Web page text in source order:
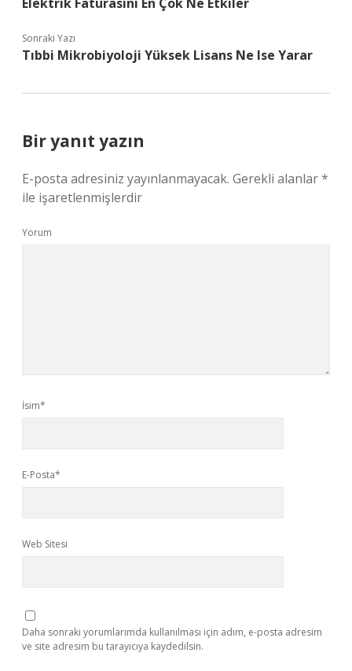
Sonraki Yazı
Tıbbi Mikrobiyoloji Yüksek Lisans Ne Ise Yarar
Bir yanıt yazın
E-posta adresiniz yayınlanmayacak. Gerekli alanlar*
ile işaretlenmişlerdir
Yorum
İsim*
E-Posta*
Web Sitesi
Daha sonraki yorumlarımda kullanılması için adım, e-posta adresim
ve site adresim bu tarayıcıya kaydedilsin.